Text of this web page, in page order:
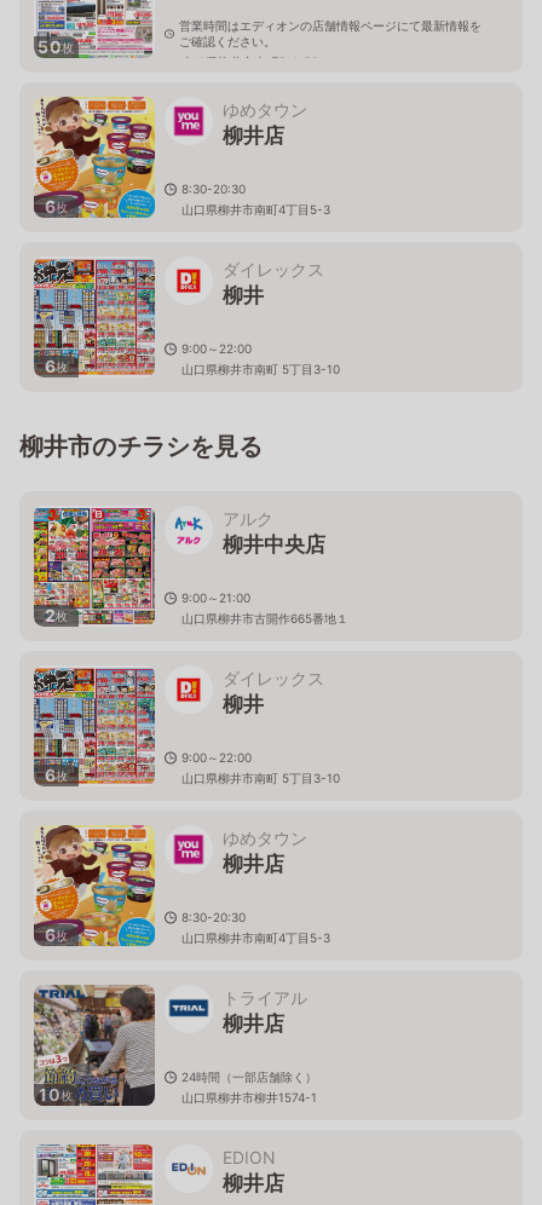
50枚
営業時間はエディオンの店舗情報ページにて最新情報を
ご確認ください。
山口県柳井市南町5-1-56
6枚
ゆめタウン
柳井店
8:30-20:30
山口県柳井市南町4丁目5-3
6枚
ダイレックス
柳井
9:00～22:00
山口県柳井市南町 5丁目3-10
柳井市のチラシを見る
2枚
アルク
柳井中央店
9:00～21:00
山口県柳井市古開作665番地１
6枚
ダイレックス
柳井
9:00～22:00
山口県柳井市南町 5丁目3-10
6枚
ゆめタウン
柳井店
8:30-20:30
山口県柳井市南町4丁目5-3
10枚
トライアル
柳井店
24時間（一部店舗除く）
山口県柳井市柳井1574-1
EDION
柳井店